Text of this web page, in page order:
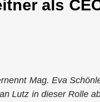
als
Mag. Eva
Lutz in dieser Rolle